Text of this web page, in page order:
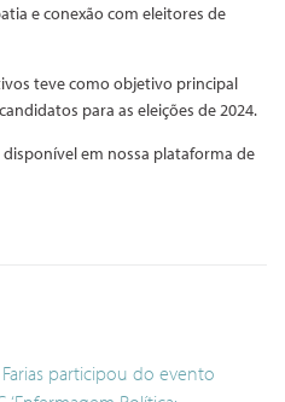
e conexão com eleitores de
teve como objetivo principal
para as eleições de 2024.
em nossa plataforma de
participou do evento